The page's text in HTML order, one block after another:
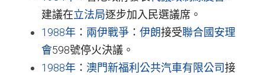
建議在立法局逐步加入民選議席。
1988年 ： 兩伊戰爭 ： 伊朗接受聯合國安理
會598號停火決議。
1988年 ： 澳門新福利公共汽車有限公司接